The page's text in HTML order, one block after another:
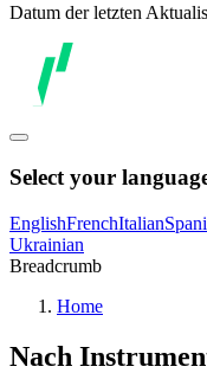
Datum der letzten
Select your
EnglishFrenchItalian
Ukrainian
Breadcrumb
Home
Nach